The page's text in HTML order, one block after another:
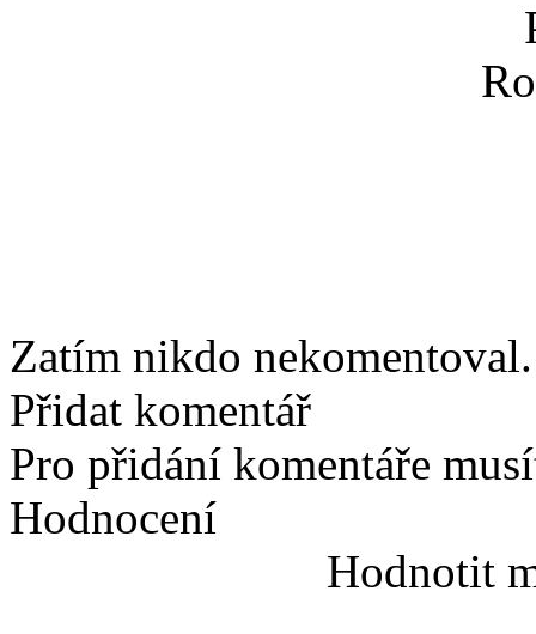
Zatím nikdo
Přidat komentář
Pro přidání komentáře
Hodnocení
Hodnotit